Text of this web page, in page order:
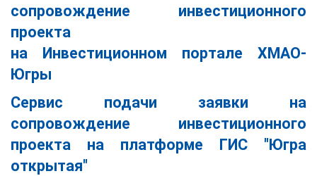
сопровождение инвестиционного
проекта
на Инвестиционном портале ХМАО-
Югры
Сервис подачи заявки на
сопровождение инвестиционного
проекта на платформе ГИС "Югра
открытая"